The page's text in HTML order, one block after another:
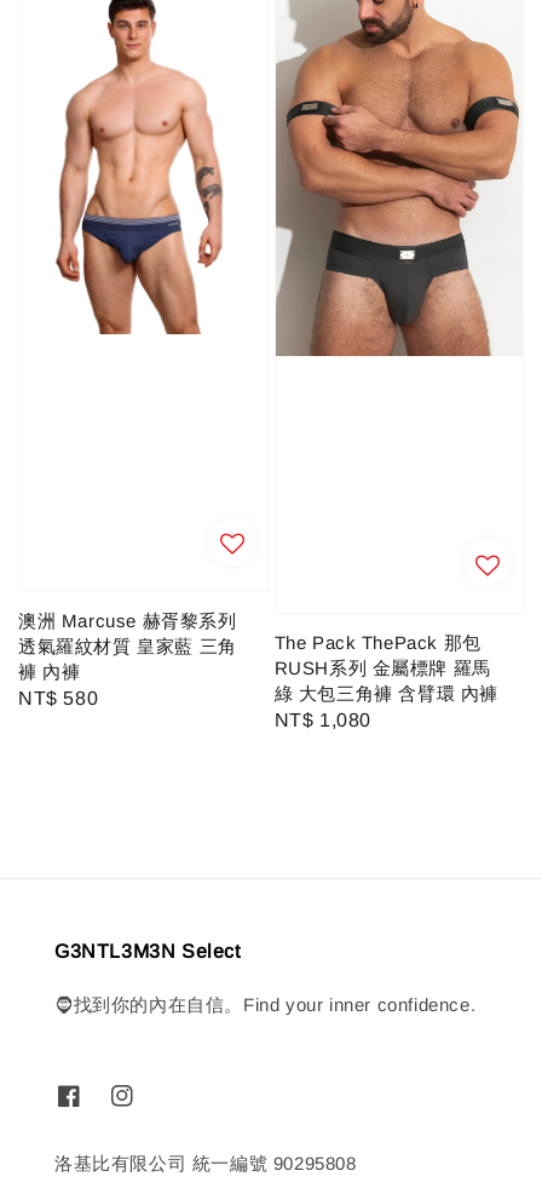
澳洲 Marcuse 赫胥黎系列
透氣羅紋材質 皇家藍 三角
褲 內褲
Regular
NT$ 580
The Pack ThePack 那包
RUSH系列 金屬標牌 羅馬
綠 大包三角褲 含臂環 內褲
Regular
NT$ 1,080
G3NTL3M3N Select
🧔找到你的內在自信。Find your inner confidence.
洛基比有限公司 統一編號 90295808